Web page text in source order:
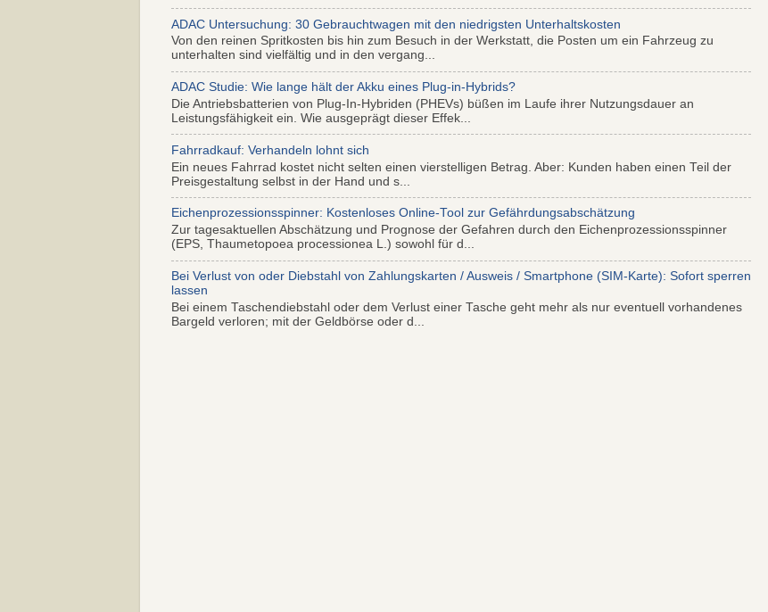
ADAC Untersuchung: 30 Gebrauchtwagen mit den niedrigsten Unterhaltskosten
Von den reinen Spritkosten bis hin zum Besuch in der Werkstatt, die Posten um ein Fahrzeug zu
unterhalten sind vielfältig und in den vergang...
ADAC Studie: Wie lange hält der Akku eines Plug-in-Hybrids?
Die Antriebsbatterien von Plug-In-Hybriden (PHEVs) büßen im Laufe ihrer Nutzungsdauer an
Leistungsfähigkeit ein. Wie ausgeprägt dieser Effek...
Fahrradkauf: Verhandeln lohnt sich
Ein neues Fahrrad kostet nicht selten einen vierstelligen Betrag. Aber: Kunden haben einen Teil der
Preisgestaltung selbst in der Hand und s...
Eichenprozessionsspinner: Kostenloses Online-Tool zur Gefährdungsabschätzung
Zur tagesaktuellen Abschätzung und Prognose der Gefahren durch den Eichenprozessionsspinner
(EPS, Thaumetopoea processionea L.) sowohl für d...
Bei Verlust von oder Diebstahl von Zahlungskarten / Ausweis / Smartphone (SIM-Karte): Sofort sperren
lassen
Bei einem Taschendiebstahl oder dem Verlust einer Tasche geht mehr als nur eventuell vorhandenes
Bargeld verloren; mit der Geldbörse oder d...